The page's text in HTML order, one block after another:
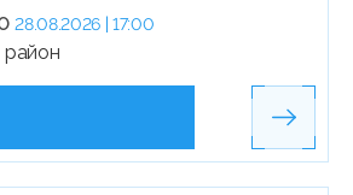
28.08.2026 | 17:00
район